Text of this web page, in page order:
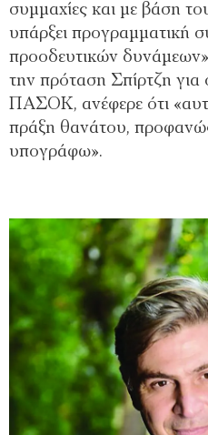
συμμαχίες και με βάση
υπάρξει προγραμματική
προοδευτικών
την πρόταση Σπίρτζη
ΠΑΣΟΚ, ανέφερε ότι
πράξη θανάτου,
υπογράφω».